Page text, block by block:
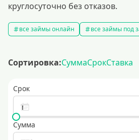
круглосуточно без отказов.
все займы онлайн все займы под
Сортировка:СуммаСрокСтавка
Срок
Сумма